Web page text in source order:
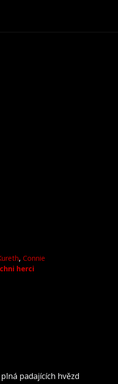
, Connie
herci
padajících hvězd